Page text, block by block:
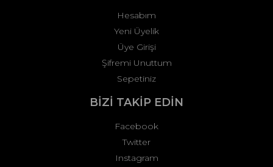
Hesabım
Yeni Üyelik
Üye Girişi
Şifremi Unuttum
Sepetiniz
BİZİ TAKİP EDİN
Facebook
Twitter
Instagram